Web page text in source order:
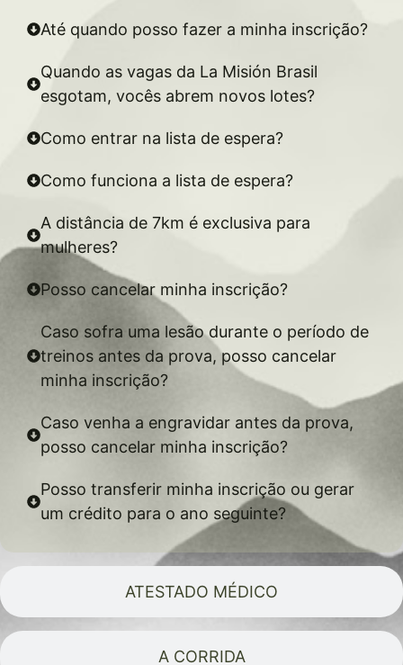
ATESTADO MÉDICO
A CORRIDA
Até quando posso fazer a minha inscrição?
Quando as vagas da La Misión Brasil
esgotam, vocês abrem novos lotes?
Como entrar na lista de espera?
Como funciona a lista de espera?
A distância de 7km é exclusiva para
mulheres?
Posso cancelar minha inscrição?
Caso sofra uma lesão durante o período de
treinos antes da prova, posso cancelar
minha inscrição?
Caso venha a engravidar antes da prova,
posso cancelar minha inscrição?
Posso transferir minha inscrição ou gerar
um crédito para o ano seguinte?